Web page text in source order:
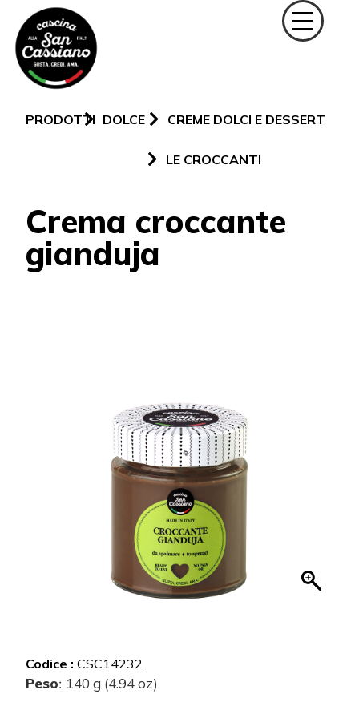
PRODOTTI DOLCE CREME DOLCI E DESSERT
LE CROCCANTI
Crema croccante
gianduja
Codice : CSC14232
Peso: 140 g (4.94 oz)